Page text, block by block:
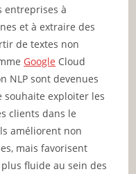
entreprises à
et à extraire des
de textes non
Google Cloud
NLP sont devenues
exploiter les
clients dans le
améliorent non
mais favorisent
fluide au sein des